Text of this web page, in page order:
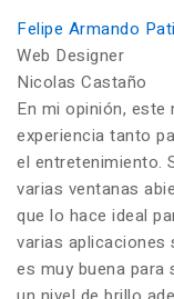
Felipe Armando
Web Designer
Nicolas Castaño
En mi opinión,
experiencia tanto
el entretenimiento.
varias ventanas
que lo hace ideal
varias aplicaciones
es muy buena